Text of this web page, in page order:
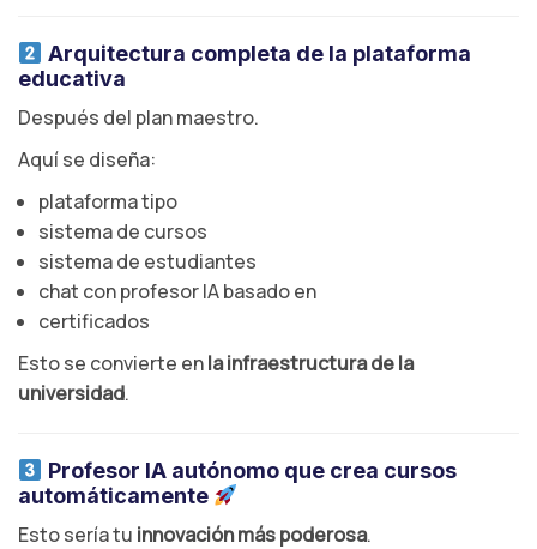
Arquitectura completa de la plataforma
educativa
Después del plan maestro.
Aquí se diseña:
plataforma tipo
sistema de cursos
sistema de estudiantes
chat con profesor IA basado en
certificados
Esto se convierte enla infraestructura de la
universidad.
Profesor IA autónomo que crea cursos
automáticamente
Esto sería tu innovación más poderosa.